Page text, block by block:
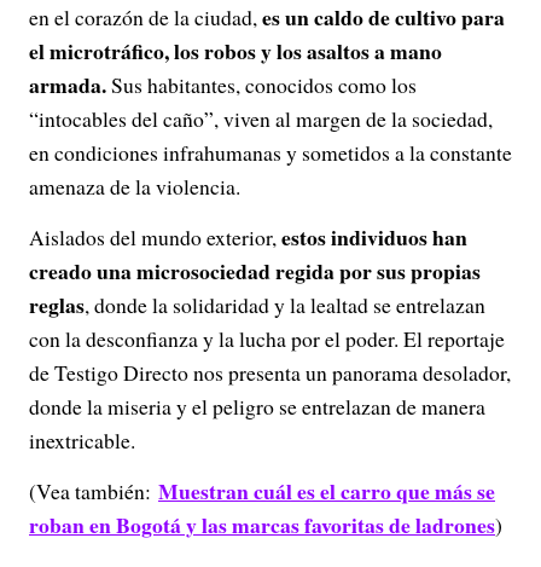
en el corazón de la ciudad,es un caldo de cultivo para
el microtráfico, los robos y los asaltos a mano
armada.Sus habitantes, conocidos como los
“intocables del caño”, viven al margen de la sociedad,
en condiciones infrahumanas y sometidos a la constante
amenaza de la violencia.
Aislados del mundo exterior,estos individuos han
creado una microsociedad regida por sus propias
reglas, donde la solidaridad y la lealtad se entrelazan
con la desconfianza y la lucha por el poder. El reportaje
de Testigo Directo nos presenta un panorama desolador,
donde la miseria y el peligro se entrelazan de manera
inextricable.
(Vea también: Muestran cuál es el carro que más se
roban en Bogotá y las marcas favoritas de ladrones)